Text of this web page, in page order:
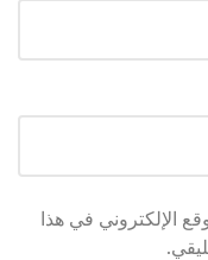
الإلكتروني في هذا